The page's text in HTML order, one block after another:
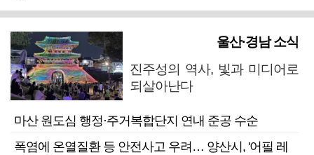
울산·경남 소식
진주성의 역사, 빛과 미디어로
되살아난다
마산 원도심 행정·주거복합단지 연내 준공 수순
폭염에 온열질환 등 안전사고 우려… 양산시, '어필 레